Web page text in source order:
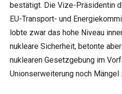
bestätigt. Die Vize-Präsidentin
EU-Transport- und
lobte zwar das hohe Niveau
nukleare Sicherheit, betonte
nuklearen Gesetzgebung im
Unionserweiterung noch Mängel